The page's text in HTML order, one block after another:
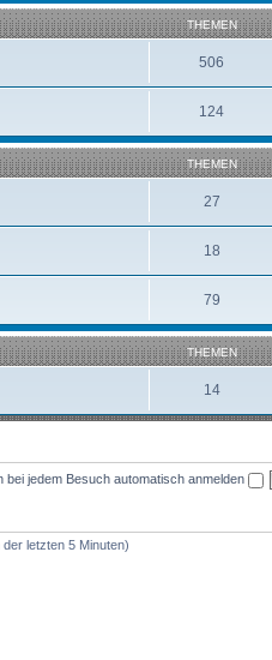
THEMEN
506
124
THEMEN
27
18
79
THEMEN
14
bei jedem Besuch automatisch anmelden
letzten 5 Minuten)